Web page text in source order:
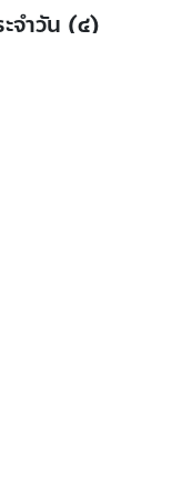
จำวัน (๔)